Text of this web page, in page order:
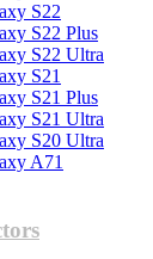
S22
S22 Plus
S22 Ultra
S21
S21 Plus
S21 Ultra
S20 Ultra
A71